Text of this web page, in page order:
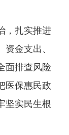
扎实推进
金支出、
面排查风险
医保惠民政
坚实民生根